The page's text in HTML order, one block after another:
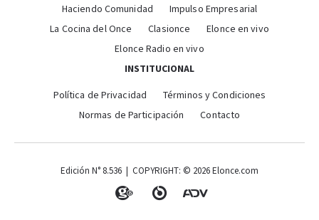
Haciendo Comunidad
Impulso Empresarial
La Cocina del Once
Clasionce
Elonce en vivo
Elonce Radio en vivo
INSTITUCIONAL
Política de Privacidad
Términos y Condiciones
Normas de Participación
Contacto
Edición N° 8.536 | COPYRIGHT: © 2026 Elonce.com